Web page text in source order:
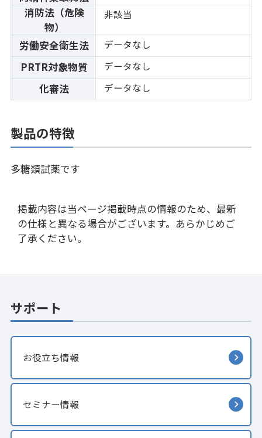
消防法（危険
物）
非該当
労働安全衛生法 データなし
PRTR対象物質 データなし
化審法 データなし
製品の特徴
多糖類試薬です
掲載内容は当ページ掲載時点の情報のため、最新
の仕様と異なる場合がございます。あらかじめご
了承ください。
サポート
お役立ち情報
セミナー情報